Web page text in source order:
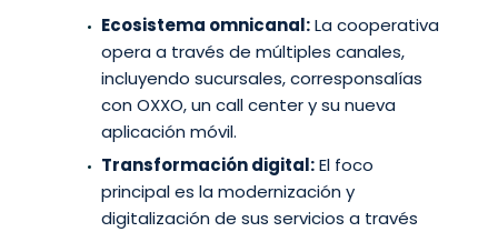
Ecosistema omnicanal:La cooperativa
opera a través de múltiples canales,
incluyendo sucursales, corresponsalías
con OXXO, un call center y su nueva
aplicación móvil.
Transformación digital:El foco
principal es la modernización y
digitalización de sus servicios a través